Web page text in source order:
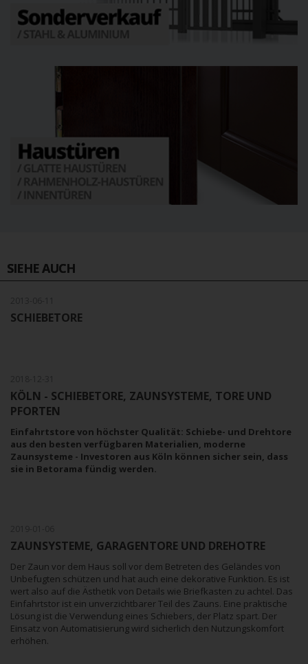
SIEHE AUCH
SCHIEBETORE
KÖLN - SCHIEBETORE, ZAUNSYSTEME, TORE UND
PFORTEN
Einfahrtstore von höchster Qualität: Schiebe- und Drehtore
aus den besten verfügbaren Materialien, moderne
Zaunsysteme - Investoren aus Köln können sicher sein, dass
sie in Betorama fündig werden.
ZAUNSYSTEME, GARAGENTORE UND DREHOTRE
Der Zaun vor dem Haus soll vor dem Betreten des Geländes von
Unbefugten schützen und hat auch eine dekorative Funktion. Es ist
wert also auf die Ästhetik von Details wie Briefkasten zu achtel. Das
Einfahrtstor ist ein unverzichtbarer Teil des Zauns. Eine praktische
Lösung ist die Verwendung eines Schiebers, der Platz spart. Der
Einsatz von Automatisierung wird sicherlich den Nutzungskomfort
erhöhen.